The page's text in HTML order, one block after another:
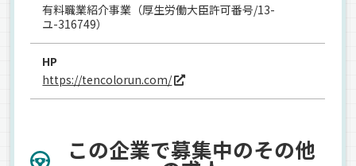
有料職業紹介事業（厚生労働大臣許可番号/13-
ユ-316749）
HP
https://tencolorun.com/
この企業で募集中のその他